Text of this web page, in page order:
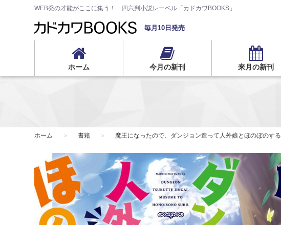
WEB発の才能がここに集う！ 四六判小説レーベル「カドカワBOOKS」
毎月10日発売
ホーム 今月の新刊 来月の新刊
ホーム 書籍 魔王になったので、ダンジョン造って人外娘とほのぼのする